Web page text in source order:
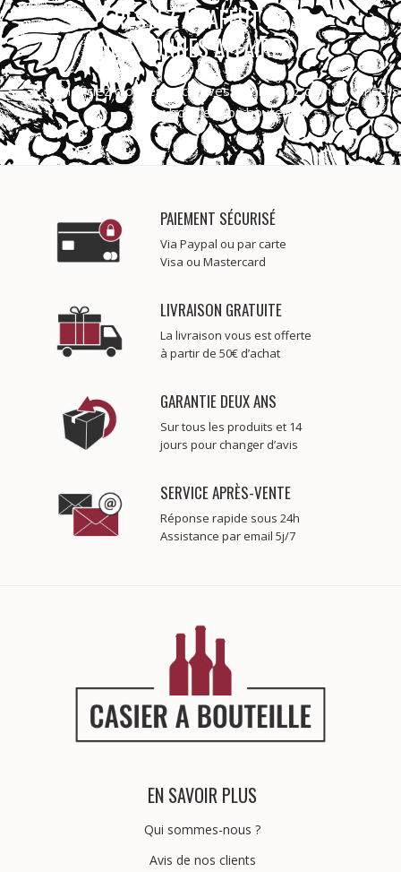
RESTEZ À L'AFFUT DE
NOS BONNES AFFAIRES !
Bénéficiez d’offres exclusives et profitez de nos conseils
pour bonifier vos bouteilles.
PAIEMENT SÉCURISÉ
Via Paypal ou par carte
Visa ou Mastercard
LIVRAISON GRATUITE
La livraison vous est offerte
à partir de 50€ d’achat
GARANTIE DEUX ANS
Sur tous les produits et 14
jours pour changer d’avis
SERVICE APRÈS-VENTE
Réponse rapide sous 24h
Assistance par email 5j/7
EN SAVOIR PLUS
Qui sommes-nous ?
Avis de nos clients